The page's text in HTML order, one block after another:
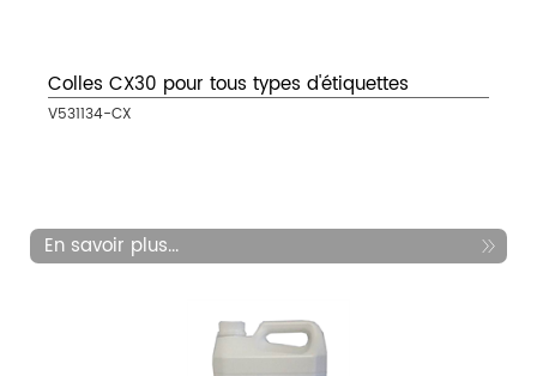
Colles CX30 pour tous types d'étiquettes
V531134-CX
En savoir plus...